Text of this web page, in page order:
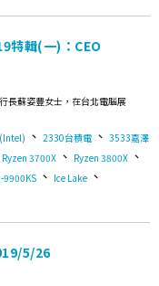
特輯(一)：CEO
長蘇姿豐女士，在台北電腦展
、 2330台積電 、 3533嘉澤
Ryzen 3700X 、 Ryzen 3800X 、
9900KS 、 Ice Lake 、
5/26